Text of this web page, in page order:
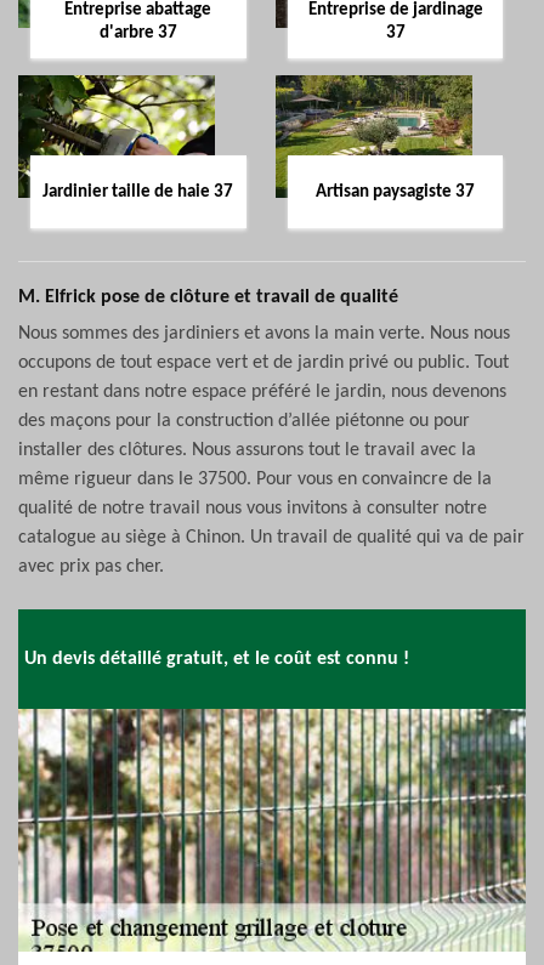
Entreprise abattage
d'arbre 37
Entreprise de jardinage
37
Jardinier taille de haie 37 Artisan paysagiste 37
M. Elfrick pose de clôture et travail de qualité
Nous sommes des jardiniers et avons la main verte. Nous nous
occupons de tout espace vert et de jardin privé ou public. Tout
en restant dans notre espace préféré le jardin, nous devenons
des maçons pour la construction d’allée piétonne ou pour
installer des clôtures. Nous assurons tout le travail avec la
même rigueur dans le 37500. Pour vous en convaincre de la
qualité de notre travail nous vous invitons à consulter notre
catalogue au siège à Chinon. Un travail de qualité qui va de pair
avec prix pas cher.
Un devis détaillé gratuit, et le coût est connu !